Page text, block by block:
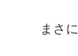
ーン